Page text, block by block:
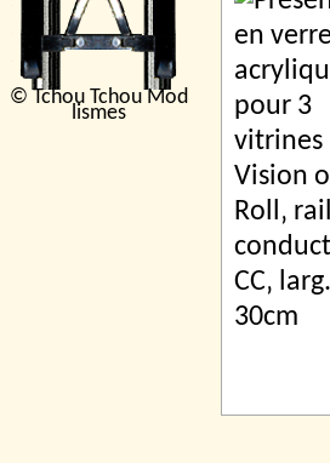
© Tchou Tchou Mod
lismes